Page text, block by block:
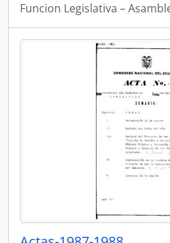
Funcion Legislativa –